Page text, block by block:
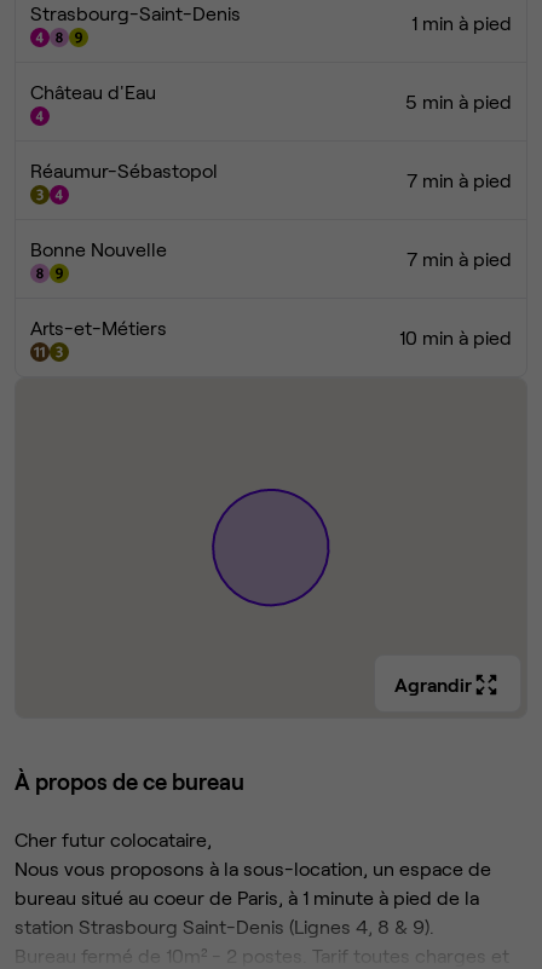
Strasbourg-Saint-Denis 1 min à pied
Château d'Eau 5 min à pied
Réaumur-Sébastopol 7 min à pied
Bonne Nouvelle 7 min à pied
Arts-et-Métiers 10 min à pied
Agrandir
À propos de ce bureau
Cher futur colocataire,
Nous vous proposons à la sous-location, un espace de
bureau situé au coeur de Paris, à 1 minute à pied de la
station Strasbourg Saint-Denis (Lignes 4, 8 & 9).
Bureau fermé de 10m² - 2 postes. Tarif toutes charges et